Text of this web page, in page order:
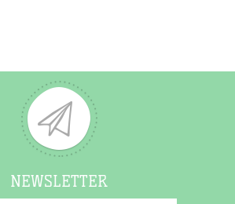
NEWSLETTER